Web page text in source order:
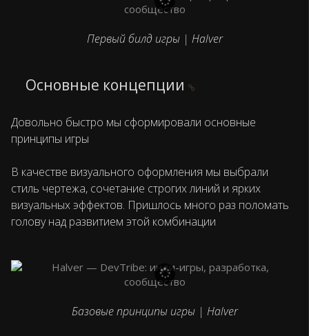
Первый билд игры | Halver
Основные концепции
Довольно быстро мы сформировали основные
принципы игры
В качестве визуального оформления мы выбрали
стиль чертежа, сочетание строгих линий и ярких
визуальных эффектов. Пришлось много раз поломать
голову над развитием этой комбинации
Базовые принципы игры | Halver